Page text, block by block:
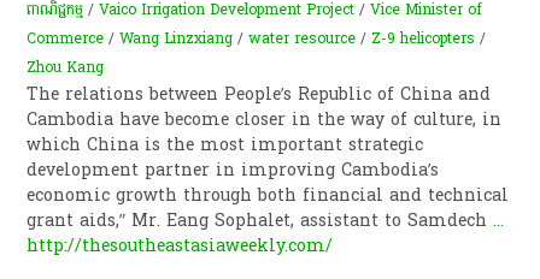
ពាណិជ្ជកម្ម /Vaico Irrigation Development Project /Vice Minister of
Commerce /Wang Linzxiang /water resource / Z-9 helicopters /
Zhou Kang
The relations between People’s Republic of China and
Cambodia have become closer in the way of culture, in
which China is the most important strategic
development partner in improving Cambodia’s
economic growth through both financial and technical
grant aids,” Mr. Eang Sophalet, assistant to Samdech...
http://thesoutheastasiaweekly.com/